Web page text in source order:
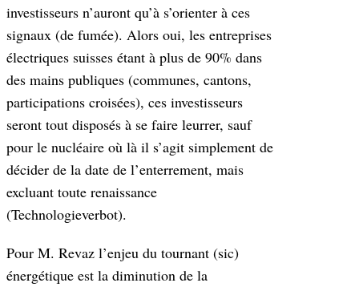
investisseurs n’auront qu’à s’orienter à ces
signaux (de fumée). Alors oui, les entreprises
électriques suisses étant à plus de 90% dans
des mains publiques (communes, cantons,
participations croisées), ces investisseurs
seront tout disposés à se faire leurrer, sauf
pour le nucléaire où là il s’agit simplement de
décider de la date de l’enterrement, mais
excluant toute renaissance
(Technologieverbot).
Pour M. Revaz l’enjeu du tournant (sic)
énergétique est la diminution de la